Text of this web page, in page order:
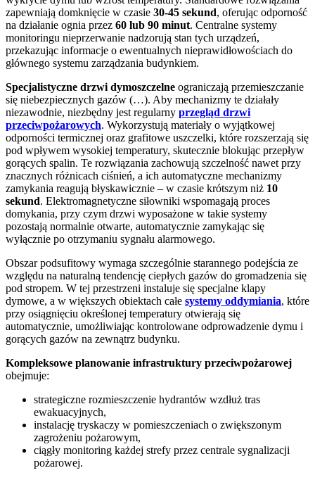
zapewniają domknięcie w czasie 30-45 sekund, oferując odporność
na działanie ognia przez 60 lub 90 minut. Centralne systemy
monitoringu nieprzerwanie nadzorują stan tych urządzeń,
przekazując informacje o ewentualnych nieprawidłowościach do
głównego systemu zarządzania budynkiem.
Specjalistyczne drzwi dymoszczelne ograniczają przemieszczanie
się niebezpiecznych gazów (…). Aby mechanizmy te działały
niezawodnie, niezbędny jest regularny przegląd drzwi
przeciwpożarowych. Wykorzystują materiały o wyjątkowej
odporności termicznej oraz grafitowe uszczelki, które rozszerzają się
pod wpływem wysokiej temperatury, skutecznie blokując przepływ
gorących spalin. Te rozwiązania zachowują szczelność nawet przy
znacznych różnicach ciśnień, a ich automatyczne mechanizmy
zamykania reagują błyskawicznie – w czasie krótszym niż 10
sekund. Elektromagnetyczne siłowniki wspomagają proces
domykania, przy czym drzwi wyposażone w takie systemy
pozostają normalnie otwarte, automatycznie zamykając się
wyłącznie po otrzymaniu sygnału alarmowego.
Obszar podsufitowy wymaga szczególnie starannego podejścia ze
względu na naturalną tendencję ciepłych gazów do gromadzenia się
pod stropem. W tej przestrzeni instaluje się specjalne klapy
dymowe, a w większych obiektach całe systemy oddymiania, które
przy osiągnięciu określonej temperatury otwierają się
automatycznie, umożliwiając kontrolowane odprowadzenie dymu i
gorących gazów na zewnątrz budynku.
Kompleksowe planowanie infrastruktury przeciwpożarowej
obejmuje:
strategiczne rozmieszczenie hydrantów wzdłuż tras
ewakuacyjnych,
instalację tryskaczy w pomieszczeniach o zwiększonym
zagrożeniu pożarowym,
ciągły monitoring każdej strefy przez centrale sygnalizacji
pożarowej.